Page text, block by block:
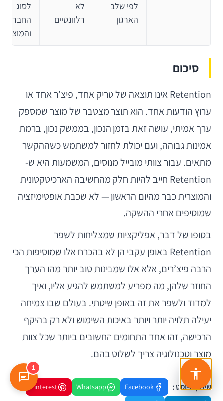
לפי שלב
הארגון
לא
רלוונטיים
לסוג
החברה
והמוצר
סיכום
Retention אינו תוצאה של טריק אחד, פיצ’ר אחד או
ערוץ הודעות אחד. הוא תוצר מצטבר של מוצר שמספק
ערך אמיתי, עושה זאת בזמן הנכון, בממשק נכון, ברמת
אמינות גבוהה, ועם יכולת לחזור למשתמש כשההקשר
מתאים. עבור צוותי מובייל מנוסים, המשמעות היא ש-
Retention חייב להיות חלק מהחשיבה הארכיטקטונית
והמוצרית כבר מהיום הראשון — לא שכבת אופטימיזציה
שמוסיפים אחרי ההשקה.
בסופו של דבר, אפליקציות שמצליחות לשפר
Retention באופן עקבי הן לא בהכרח אלו שמוסיפות הכי
הרבה פיצ’רים, אלא אלו שמבינות טוב יותר מהו הערך
החוזר שלהן, מה מפריע למשתמש להגיע אליו, ואיך
למדוד ולשפר את זה באופן שיטתי. בעולם שבו צמיחה
יעילה תלויה יותר ויותר באיכות השימוש ולא רק בהיקף
הרכישה, זהו אחד התחומים החשובים ביותר שכל צוות
מוצר וטכנולוגיה צריך לשלוט בהם.
שיתוף פוסט : Facebook
Whatsapp
Pinterest
1